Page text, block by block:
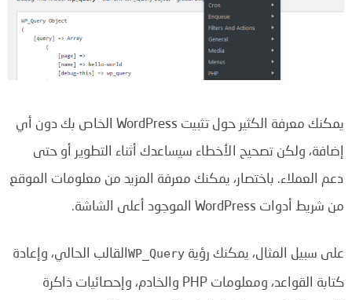
يمكنك معرفة الكثير حول تثبيت WordPress الخاص بك دون أي
إضافة، ولكن تصحيح الأخطاء سيساعدك أثناء التطوير أو حتى
دعم العملاء. باختصار، يمكنك معرفة المزيد من معلومات الموقع
من شريط أدوات WordPress الموجود أعلى الشاشة.
على سبيل المثال، يمكنك رؤية WP_Queryالقالب الحالي، وإعادة
كتابة القواعد، ومعلومات PHP والخادم، وإحصائيات ذاكرة